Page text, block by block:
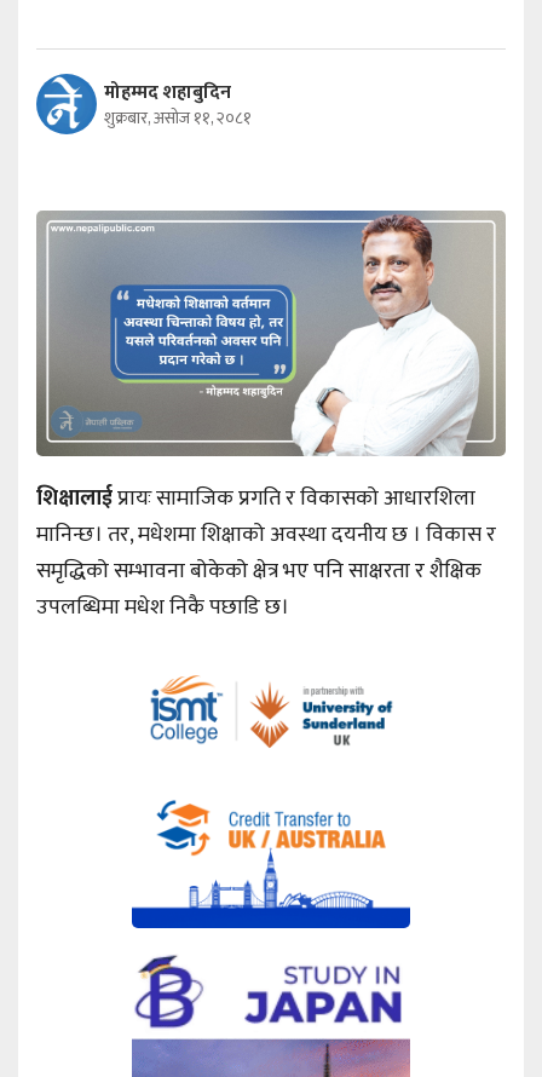
मोहम्मद शहाबुदिन
शुक्रबार, असोज ११, २०८१
शिक्षालाईप्रायः सामाजिक प्रगति र विकासको आधारशिला
मानिन्छ। तर, मधेशमा शिक्षाको अवस्था दयनीय छ । विकास र
समृद्धिको सम्भावना बोकेको क्षेत्र भए पनि साक्षरता र शैक्षिक
उपलब्धिमा मधेश निकै पछाडि छ।